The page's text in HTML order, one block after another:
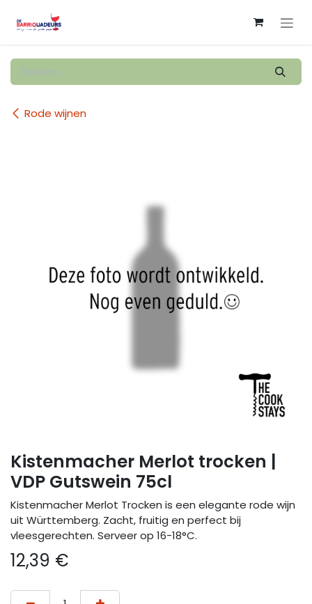
Rode wijnen
Kistenmacher Merlot trocken |
VDP Gutswein 75cl
Kistenmacher Merlot Trocken is een elegante rode wijn
uit Württemberg. Zacht, fruitig en perfect bij
vleesgerechten. Serveer op 16-18°C.
12,39 €